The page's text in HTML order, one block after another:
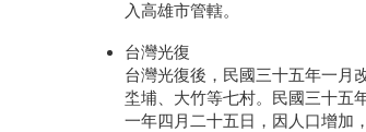
入高雄市管轄。
台灣光復
台灣光復後，民國三十五年一月
坔埔、大竹等七村。民國三十五
一年四月二十五日，因人口增加